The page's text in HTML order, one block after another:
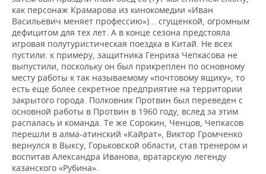
как персонаж Крамарова из кинокомедии «Иван
Васильевич меняет профессию»)... сгущенкой, огромным
дефицитом для тех лет. А в конце сезона предстояла
игровая полутуристическая поездка в Китай. Не всех
пустили: к примеру, защитника Генриха Чепкасова не
выпустили, поскольку он был прикреплен по основному
месту работы к так называемому «почтовому ящику», то
есть еще более секретное предприятие на территории
закрытого города. Полковник Протвин был переведен с
основной работы в Протвин в 1960 году, вслед за этим
распалась и команда. Те же Сорокин, Ченцов, Чепкасов
перешли в алма-атинский «Кайрат», Виктор Громченко
вернулся в Выксу, Горьковской области, став тренером и
воспитав Александра Иванова, вратарскую легенду
казанского «Рубина».